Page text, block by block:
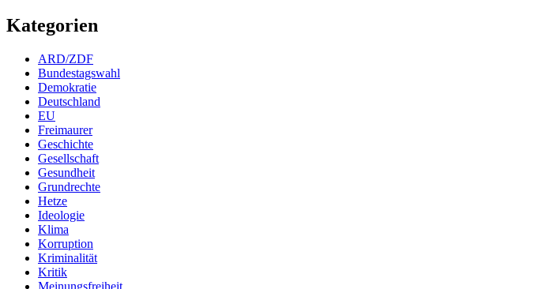
Kategorien
ARD/ZDF
Bundestagswahl
Demokratie
Deutschland
EU
Freimaurer
Geschichte
Gesellschaft
Gesundheit
Grundrechte
Hetze
Ideologie
Klima
Korruption
Kriminalität
Kritik